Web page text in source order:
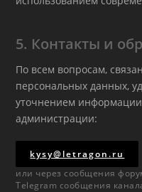
5. Контакты и
По всем вопросам,
персональных данных,
уточнением
администрации:
kysy@letragon.ru
или через сообщения
Telegram сообщения